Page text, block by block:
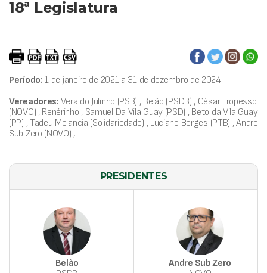
18ª Legislatura
Período: 1 de janeiro de 2021 a 31 de dezembro de 2024
Vereadores: Vera do Julinho (PSB) , Belão (PSDB) , César Tropesso
(NOVO) , Renérinho , Samuel Da Vila Guay (PSD) , Beto da Vila Guay
(PP) , Tadeu Melancia (Solidariedade) , Luciano Berges (PTB) , Andre
Sub Zero (NOVO) ,
PRESIDENTES
Belão
Andre Sub Zero